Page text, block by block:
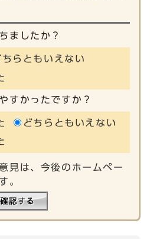
ましたか？
ちらともいえない
すかったですか？
どちらともいえない
見は、今後のホームペー
。